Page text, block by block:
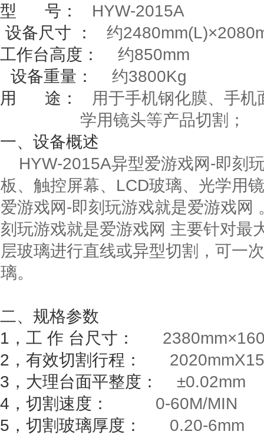
型
号：
HYW-2015A
设备尺寸
： 约2480mm(L)×
工作台高度：
约850mm
设备重量：
约3800Kg
用
途：
用于手机钢化膜、手机
学用镜头等产品切割；
一、设备概述
HYW-2015A异型爱游戏网-即刻
板、触控屏幕、LCD玻璃、光学用
爱游戏网-即刻玩游戏就是爱游戏网
刻玩游戏就是爱游戏网 主要针对最
层玻璃进行直线或异型切割，可一
璃。
二、规格参数
1 ，工 作 台尺寸： 2380mm×
2 ，有效切割行程：
3 ，大理台面平整度： ±0.02mm
4 ，切割速度：
0-60M/MIN
5 ，切割玻璃厚度：
0.20-6mm